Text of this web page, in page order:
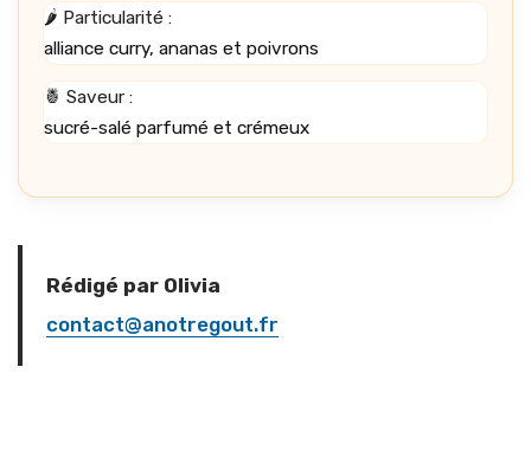
🌶️ Particularité :
alliance curry, ananas et poivrons
🍍 Saveur :
sucré-salé parfumé et crémeux
Rédigé par Olivia
contact@anotregout.fr